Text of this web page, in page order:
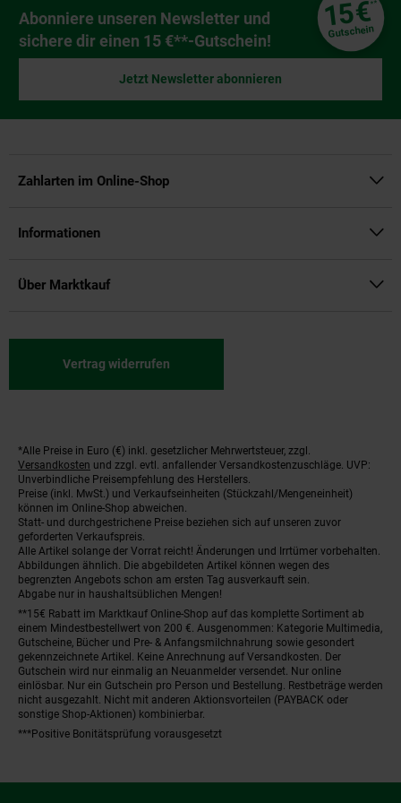
Newsletter Anmeldung
Abonniere unseren Newsletter und
sichere dir einen 15 €**-Gutschein!
15€**
Gutschein
Jetzt Newsletter abonnieren
Zahlarten im Online-Shop
Informationen
Über Marktkauf
Vertrag widerrufen
Fußnoten
*Alle Preise in Euro (€) inkl. gesetzlicher Mehrwertsteuer, zzgl.
Versandkosten und zzgl. evtl. anfallender Versandkostenzuschläge. UVP:
Unverbindliche Preisempfehlung des Herstellers.
Preise (inkl. MwSt.) und Verkaufseinheiten (Stückzahl/Mengeneinheit)
können im Online-Shop abweichen.
Statt- und durchgestrichene Preise beziehen sich auf unseren zuvor
geforderten Verkaufspreis.
Alle Artikel solange der Vorrat reicht! Änderungen und Irrtümer vorbehalten.
Abbildungen ähnlich. Die abgebildeten Artikel können wegen des
begrenzten Angebots schon am ersten Tag ausverkauft sein.
Abgabe nur in haushaltsüblichen Mengen!
**15€ Rabatt im Marktkauf Online-Shop auf das komplette Sortiment ab
einem Mindestbestellwert von 200 €. Ausgenommen: Kategorie Multimedia,
Gutscheine, Bücher und Pre- & Anfangsmilchnahrung sowie gesondert
gekennzeichnete Artikel. Keine Anrechnung auf Versandkosten. Der
Gutschein wird nur einmalig an Neuanmelder versendet. Nur online
einlösbar. Nur ein Gutschein pro Person und Bestellung. Restbeträge werden
nicht ausgezahlt. Nicht mit anderen Aktionsvorteilen (PAYBACK oder
sonstige Shop-Aktionen) kombinierbar.
***Positive Bonitätsprüfung vorausgesetzt